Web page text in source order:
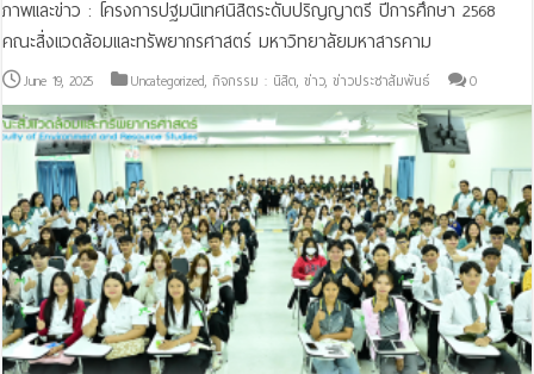
ภาพและข่าว : โครงการปฐมนิเทศนิสิตระดับปริญญาตรี ปีการศึกษา 2568
คณะสิ่งแวดล้อมและทรัพยากรศาสตร์ มหาวิทยาลัยมหาสารคาม
June 19, 2025 Uncategorized,กิจกรรม : นิสิต,ข่าว,ข่าวประชาสัมพันธ์ 0